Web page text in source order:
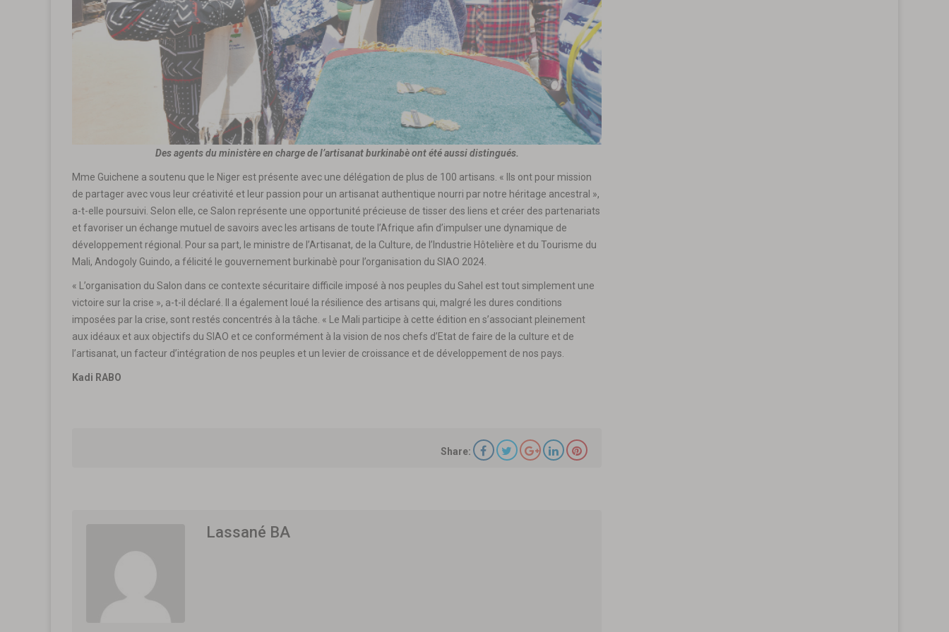
Des agents du ministère en charge de l’artisanat burkinabè ont été aussi distingués.
Mme Guichene a soutenu que le Niger est présente avec une délégation de plus de 100 artisans. « Ils ont pour mission
de partager avec vous leur créativité et leur passion pour un artisanat authentique nourri par notre héritage ancestral »,
a-t-elle poursuivi. Selon elle, ce Salon représente une opportunité précieuse de tisser des liens et créer des partenariats
et favoriser un échange mutuel de savoirs avec les artisans de toute l’Afrique afin d’impulser une dynamique de
développement régional. Pour sa part, le ministre de l’Artisanat, de la Culture, de l’Industrie Hôtelière et du Tourisme du
Mali, Andogoly Guindo, a félicité le gouvernement burkinabè pour l’organisation du SIAO 2024.
« L’organisation du Salon dans ce contexte sécuritaire difficile imposé à nos peuples du Sahel est tout simplement une
victoire sur la crise », a-t-il déclaré. Il a également loué la résilience des artisans qui, malgré les dures conditions
imposées par la crise, sont restés concentrés à la tâche. « Le Mali participe à cette édition en s’associant pleinement
aux idéaux et aux objectifs du SIAO et ce conformément à la vision de nos chefs d’Etat de faire de la culture et de
l’artisanat, un facteur d’intégration de nos peuples et un levier de croissance et de développement de nos pays.
Kadi RABO
Share:
Lassané BA